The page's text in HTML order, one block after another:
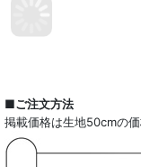
■ご注文方法
掲載価格は生地50cmの価